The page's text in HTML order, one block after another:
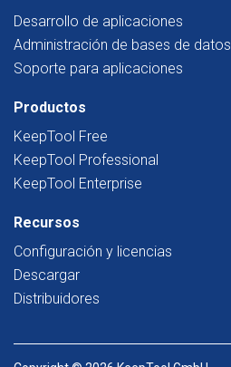
Desarrollo de aplicaciones
Administración de bases de datos
Soporte para aplicaciones
Productos
KeepTool Free
KeepTool Professional
KeepTool Enterprise
Recursos
Configuración y licencias
Descargar
Distribuidores